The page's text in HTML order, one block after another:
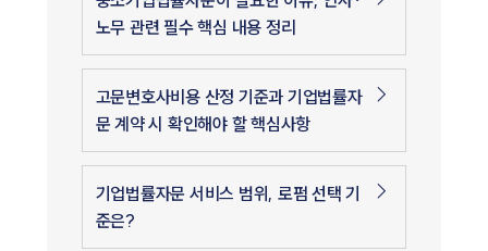
노무 관련 필수 핵심 내용 정리
고문변호사비용 산정 기준과 기업법률자
문 계약 시 확인해야 할 핵심사항
기업법률자문 서비스 범위, 로펌 선택 기
준은?